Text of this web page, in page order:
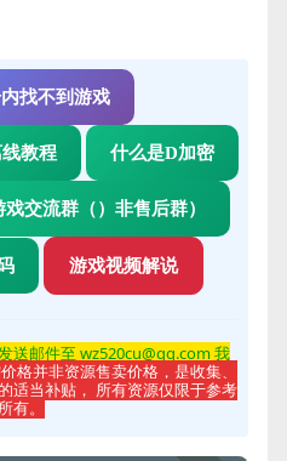
找不到游戏
教程 什么是D加密
戏交流群（）非售后群）
游戏视频解说
送邮件至 wz520cu@qq.com 我
格并非资源售卖价格，是收集、
适当补贴， 所有资源仅限于参考
。